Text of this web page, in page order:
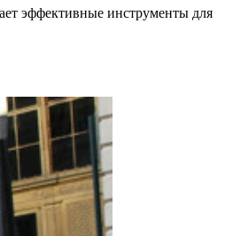
эффективные инструменты для